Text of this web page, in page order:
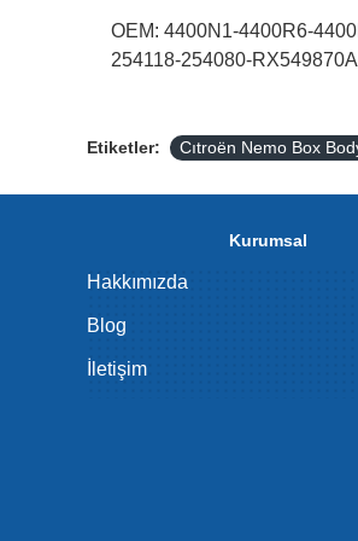
OEM: 4400N1-4400R6-
254118-254080-
Etiketler: Cıtroën Nemo Box
Kurumsal
Hakkımızda
Blog
İletişim